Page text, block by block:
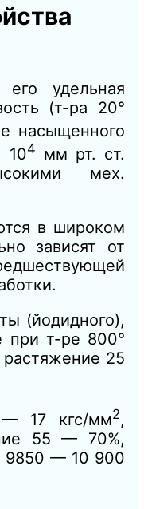
его удельная
(т-ра 20°
насыщенного
104 мм рт. ст.
мех.
в широком
зависят от
(йодидного),
при т-ре 800°
25
— 17 кгс/мм2,
55 — 70%,
9850 — 10 900